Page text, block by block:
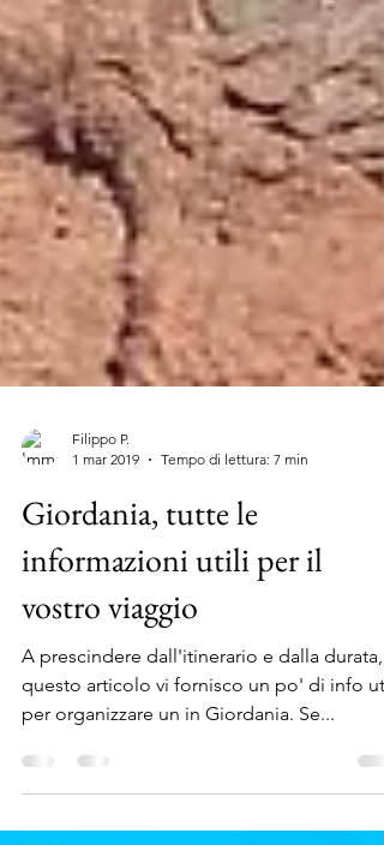
1 mar 2019
Tempo di lettura: 7 min
Giordania, tutte le
informazioni utili per il
vostro viaggio
A prescindere dall'itinerario e dalla durata,
questo articolo vi fornisco un po' di info
per organizzare un in Giordania. Se...